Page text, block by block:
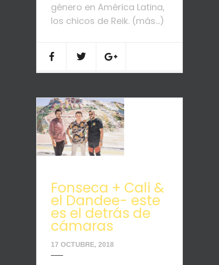
género en América Latina,
los chicos de Reik. (más…)
Fonseca + Cali &
el Dandee- este
es el detrás de
cámaras
17 OCTUBRE, 2018